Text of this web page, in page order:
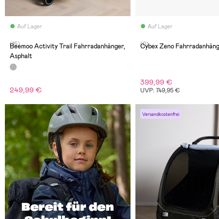
Auf Lager
(15)
Beemoo Activity Trail Fahrradanhänger,
Asphalt
249,99 €
Auf Lager
(0)
Cybex Zeno
399,99 €
UVP: 749,95 €
Versandkostenfrei